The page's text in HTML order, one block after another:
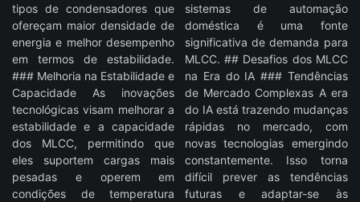
tipos de condensadores que
ofereçam maior densidade de
energia e melhor desempenho
em termos de estabilidade.
### Melhoria na Estabilidade e
Capacidade As inovações
tecnológicas visam melhorar a
estabilidade e a capacidade
dos MLCC, permitindo que
eles suportem cargas mais
pesadas e operem em
condições de temperatura
sistemas de automação
doméstica é uma fonte
significativa de demanda para
MLCC. ## Desafios dos MLCC
na Era do IA ### Tendências
de Mercado Complexas A era
do IA está trazendo mudanças
rápidas no mercado, com
novas tecnologias emergindo
constantemente. Isso torna
difícil prever as tendências
futuras e adaptar-se às